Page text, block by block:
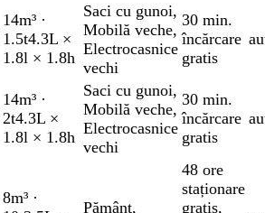
14m³ ·
1.5t4.3L ×
1.8l × 1.8h
Saci cu gunoi,
Mobilă veche,
Electrocasnice
vechi
30 min.
încărcare
gratis
14m³ ·
2t4.3L ×
1.8l × 1.8h
Saci cu gunoi,
Mobilă veche,
Electrocasnice
vechi
30 min.
încărcare
gratis
8m³ ·
Pământ,
48 ore
staționare
gratis,